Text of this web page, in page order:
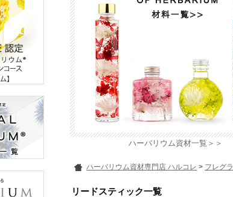
ハーバリウム資材一覧＞＞
ハーバリウム資材専門店 ハルコレ > フレグ
リードスティック一覧